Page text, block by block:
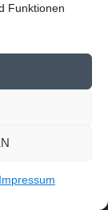
Funktionen
Impressum